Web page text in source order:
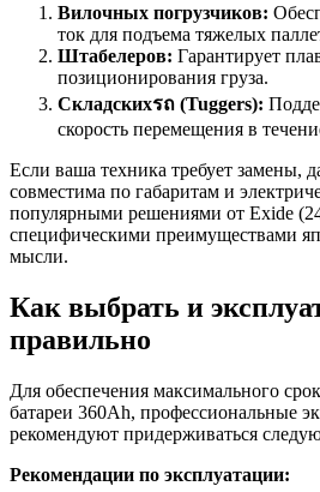
Вилочных погрузчиков:
ток для подъема тяжелых
Штабелеров: Гарантирует
позиционирования груза.
Складскихรถ (Tuggers):
скорость перемещения в
Если ваша техника требует замены,
совместима по габаритам и
популярными решениями от Exide
специфическими преимуществами
мысли.
Как выбрать и
правильно
Для обеспечения максимального
батареи 360Ah, профессиональные
рекомендуют придерживаться
Рекомендации по эксплуатации: